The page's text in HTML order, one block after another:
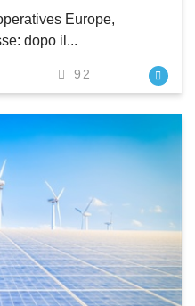
Europe,
dopo il...
92